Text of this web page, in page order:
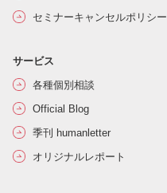
セミナーキャンセルポリシー
サービス
各種個別相談
Official Blog
季刊 humanletter
オリジナルレポート